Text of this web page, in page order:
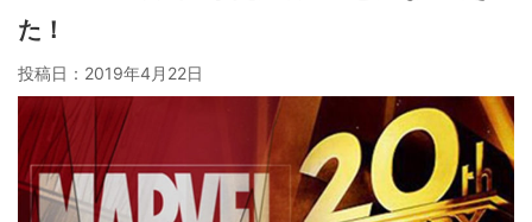
た！
投稿日： 2019年4月22日